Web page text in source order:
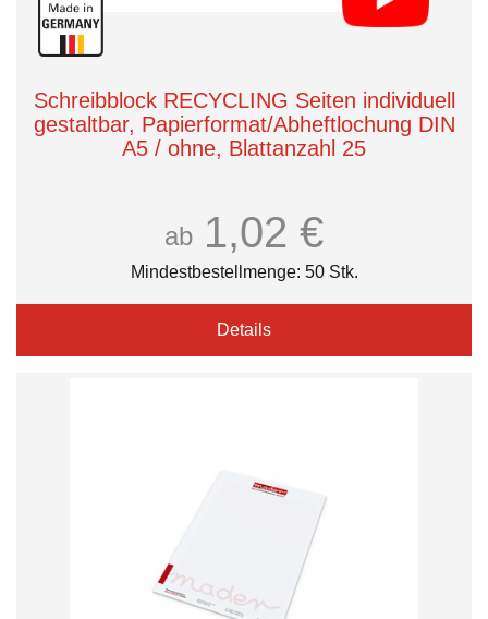
Schreibblock RECYCLING Seiten individuell
gestaltbar, Papierformat/Abheftlochung DIN
A5 / ohne, Blattanzahl 25
ab 1,02 €
Mindestbestellmenge: 50 Stk.
Details